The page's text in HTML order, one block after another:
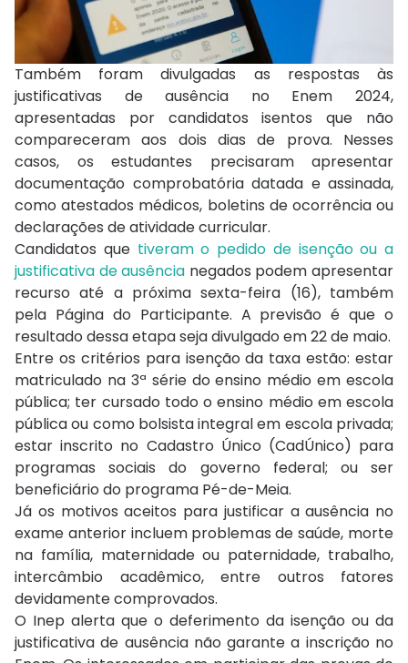
Também foram divulgadas as respostas às
justificativas de ausência no Enem 2024,
apresentadas por candidatos isentos que não
compareceram aos dois dias de prova. Nesses
casos, os estudantes precisaram apresentar
documentação comprobatória datada e assinada,
como atestados médicos, boletins de ocorrência ou
declarações de atividade curricular.
Candidatos quetiveram o pedido de isenção ou a
justificativa de ausência negados podem apresentar
recurso até a próxima sexta-feira (16), também
pela Página do Participante. A previsão é que o
resultado dessa etapa seja divulgado em 22 de maio.
Entre os critérios para isenção da taxa estão: estar
matriculado na 3ª série do ensino médio em escola
pública; ter cursado todo o ensino médio em escola
pública ou como bolsista integral em escola privada;
estar inscrito no Cadastro Único (CadÚnico) para
programas sociais do governo federal; ou ser
beneficiário do programa Pé-de-Meia.
Já os motivos aceitos para justificar a ausência no
exame anterior incluem problemas de saúde, morte
na família, maternidade ou paternidade, trabalho,
intercâmbio acadêmico, entre outros fatores
devidamente comprovados.
O Inep alerta que o deferimento da isenção ou da
justificativa de ausência não garante a inscrição no